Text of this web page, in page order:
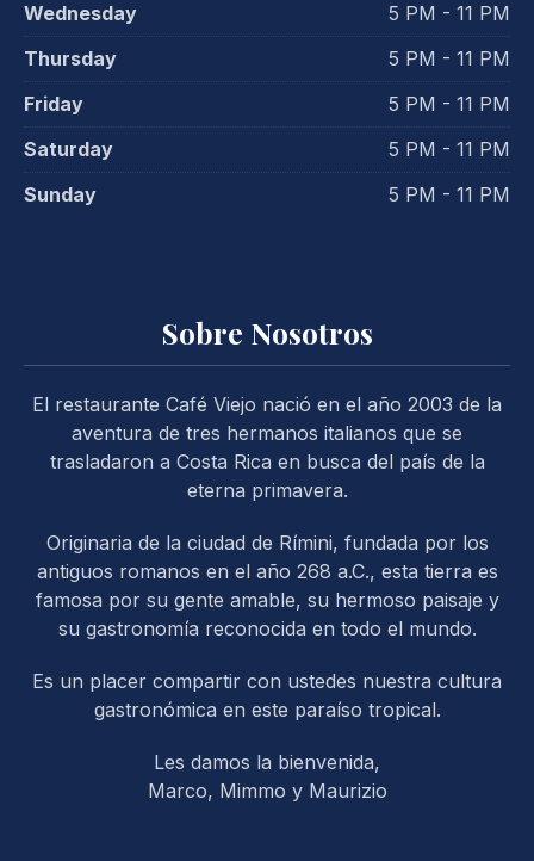
Wednesday
5 PM - 11 PM
Thursday
5 PM - 11 PM
Friday
5 PM - 11 PM
Saturday
5 PM - 11 PM
Sunday
5 PM - 11 PM
Sobre Nosotros
El restaurante Café Viejo nació en el año 2003 de la
aventura de tres hermanos italianos que se
trasladaron a Costa Rica en busca del país de la
eterna primavera.
Originaria de la ciudad de Rímini, fundada por los
antiguos romanos en el año 268 a.C., esta tierra es
famosa por su gente amable, su hermoso paisaje y
su gastronomía reconocida en todo el mundo.
Es un placer compartir con ustedes nuestra cultura
gastronómica en este paraíso tropical.
Les damos la bienvenida,
Marco, Mimmo y Maurizio